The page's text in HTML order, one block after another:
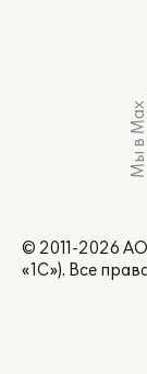
Мы в Max
© 2011-2026
«1С»). Все